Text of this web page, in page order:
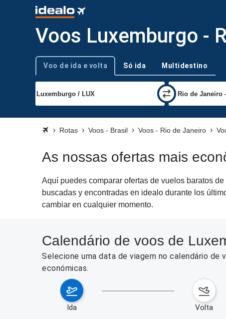
Voos Luxemburgo -
Tipo de viagem
Voo de ida e volta Só ida Multidestino
Rotas Voos - Brasil Voos - Rio de Janeiro
As nossas ofertas mais
Aquí puedes comparar ofertas de vuelos baratos
buscadas y encontradas en idealo durante los
cambiar en cualquier momento.
Calendário de voos de
Selecione uma data de viagem no calendário de
económicas.
ida volta